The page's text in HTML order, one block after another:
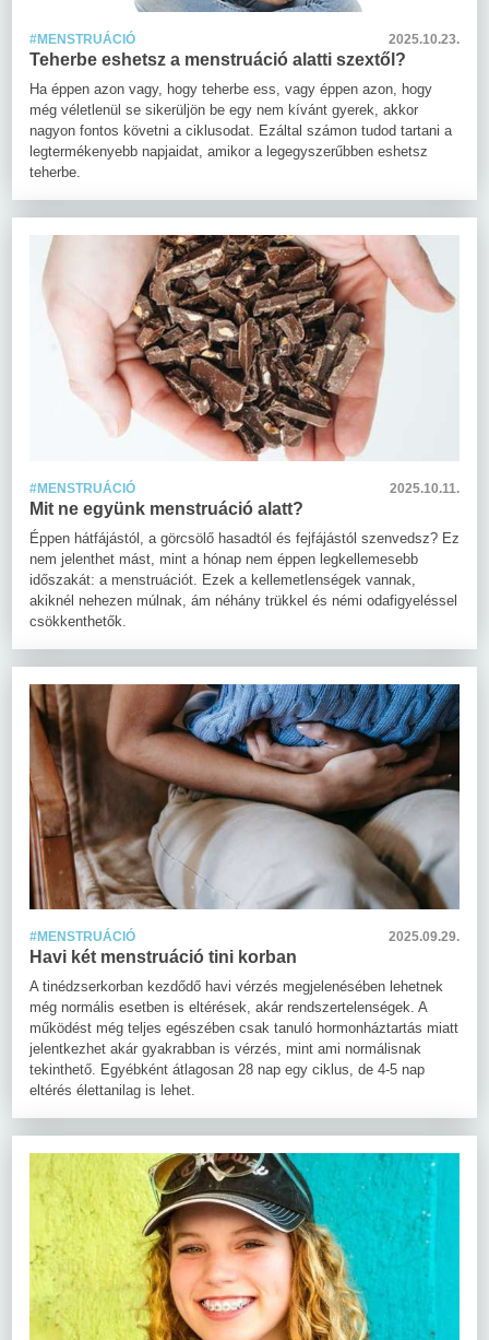
#MENSTRUÁCIÓ 2025.10.23.
Teherbe eshetsz a menstruáció alatti szextől?
Ha éppen azon vagy, hogy teherbe ess, vagy éppen azon, hogy
még véletlenül se sikerüljön be egy nem kívánt gyerek, akkor
nagyon fontos követni a ciklusodat. Ezáltal számon tudod tartani a
legtermékenyebb napjaidat, amikor a legegyszerűbben eshetsz
teherbe.
#MENSTRUÁCIÓ 2025.10.11.
Mit ne együnk menstruáció alatt?
Éppen hátfájástól, a görcsölő hasadtól és fejfájástól szenvedsz? Ez
nem jelenthet mást, mint a hónap nem éppen legkellemesebb
időszakát: a menstruációt. Ezek a kellemetlenségek vannak,
akiknél nehezen múlnak, ám néhány trükkel és némi odafigyeléssel
csökkenthetők.
#MENSTRUÁCIÓ 2025.09.29.
Havi két menstruáció tini korban
A tinédzserkorban kezdődő havi vérzés megjelenésében lehetnek
még normális esetben is eltérések, akár rendszertelenségek. A
működést még teljes egészében csak tanuló hormonháztartás miatt
jelentkezhet akár gyakrabban is vérzés, mint ami normálisnak
tekinthető. Egyébként átlagosan 28 nap egy ciklus, de 4-5 nap
eltérés élettanilag is lehet.